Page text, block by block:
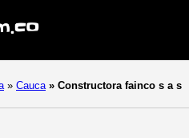
» Cauca » Constructora fainco s a s